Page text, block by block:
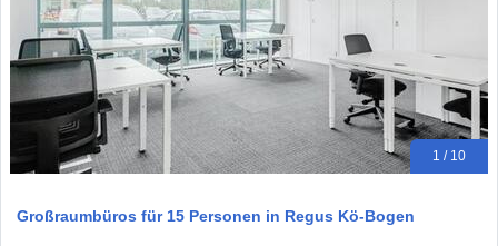
1 / 10
Großraumbüros für 15 Personen in Regus Kö-Bogen